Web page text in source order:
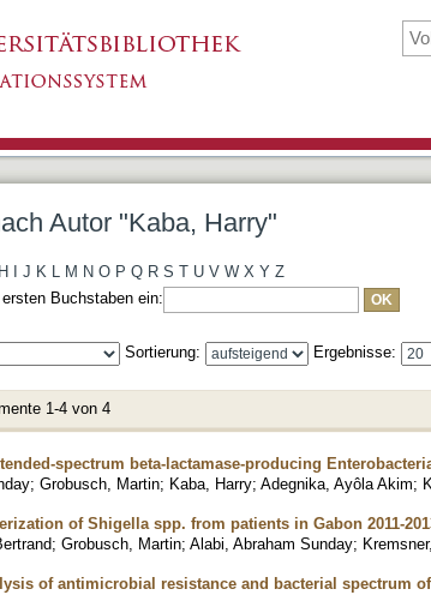
Autor "Kaba, Harry"
H J K L M N O P Q R S T U V W X Y Z
Buchstaben ein:
Sortierung: Ergebnisse:
1-4 von 4
spectrum beta-lactamase-producing
; Grobusch, Martin; Kaba, Harry; Adegnika, Ayôla Akim;
of Shigella spp. from patients in Gabon 2011-
; Grobusch, Martin; Alabi, Abraham Sunday;
of antimicrobial resistance and bacterial spectrum